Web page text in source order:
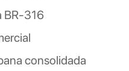
BR-316
consolidada